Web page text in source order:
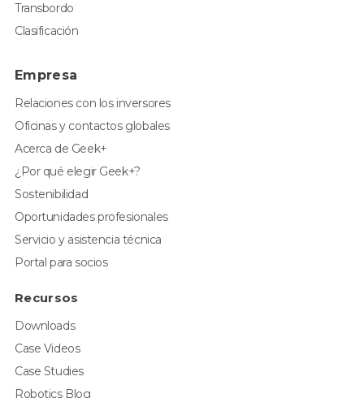
Transbordo
Clasificación
Empresa
Relaciones con los inversores
Oficinas y contactos globales
Acerca de Geek+
¿Por qué elegir Geek+?
Sostenibilidad
Oportunidades profesionales
Servicio y asistencia técnica
Portal para socios
Recursos
Downloads
Case Videos
Case Studies
Robotics Blog